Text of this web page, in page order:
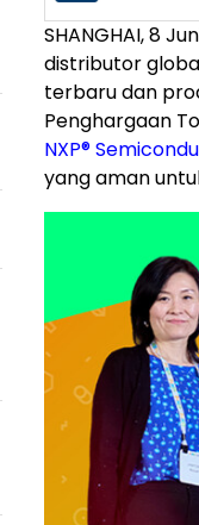
SHANGHAI, 8
distributor
terbaru dan
Penghargaan
NXP®
yang aman